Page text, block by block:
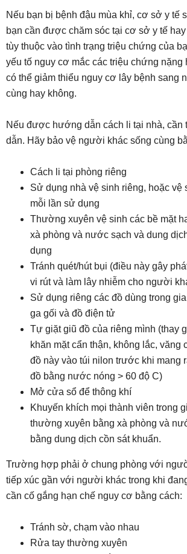
Nếu bạn bị bệnh đậu mùa khỉ, cơ sở y tế
bạn cần được chăm sóc tại cơ sở y tế
tùy thuộc vào tình trạng triệu chứng của
yếu tố nguy cơ mắc các triệu chứng nặng
có thể giảm thiểu nguy cơ lây bệnh sang
cùng hay không.
Nếu được hướng dẫn cách li tại nhà, cần
dẫn. Hãy bảo vệ người khác sống cùng
Cách li tại phòng riêng
Sử dụng nhà vệ sinh riêng, hoặc vệ
mỗi lần sử dụng
Thường xuyên vệ sinh các bề mặt
xà phòng và nước sạch và dung
dụng
Tránh quét/hút bụi (điều này gây
vi rút và làm lây nhiễm cho người
Sử dụng riêng các đồ dùng trong
ga gối và đồ điện tử
Tự giặt giũ đồ của riêng mình (thay
khăn mặt cẩn thận, không lắc, văng
đồ này vào túi nilon trước khi mang
đồ bằng nước nóng > 60 độ C)
Mở cửa sổ để thông khí
Khuyến khích mọi thành viên trong
thường xuyên bằng xà phòng và
bằng dung dịch cồn sát khuẩn.
Trường hợp phải ở chung phòng với
tiếp xúc gần với người khác trong khi
cần cố gắng hạn chế nguy cơ bằng cách:
Tránh sờ, chạm vào nhau
Rửa tay thường xuyên